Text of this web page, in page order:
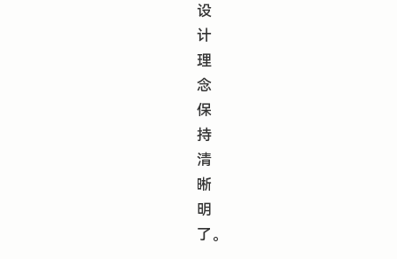
设
计
理
念
保
持
清
晰
明
了。